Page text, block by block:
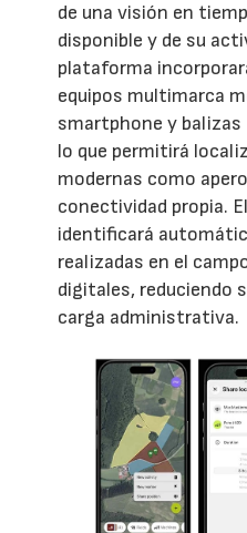
de una visión en
disponible y de su
plataforma
equipos multimarca
smartphone y
lo que permitirá
modernas como
conectividad propia.
identificará
realizadas en el
digitales, reduciendo
carga administrativa.